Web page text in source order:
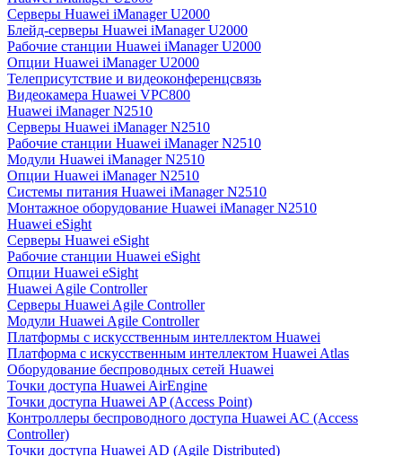
Серверы Huawei iManager U2000
Блейд-серверы Huawei iManager U2000
Рабочие станции Huawei iManager U2000
Опции Huawei iManager U2000
Телеприсутствие и видеоконференцсвязь
Видеокамера Huawei VPC800
Huawei iManager N2510
Серверы Huawei iManager N2510
Рабочие станции Huawei iManager N2510
Модули Huawei iManager N2510
Опции Huawei iManager N2510
Системы питания Huawei iManager N2510
Монтажное оборудование Huawei iManager N2510
Huawei eSight
Серверы Huawei eSight
Рабочие станции Huawei eSight
Опции Huawei eSight
Huawei Agile Controller
Серверы Huawei Agile Controller
Модули Huawei Agile Controller
Платформы с искусственным интеллектом Huawei
Платформа с искусственным интеллектом Huawei Atlas
Оборудование беспроводных сетей Huawei
Точки доступа Huawei AirEngine
Точки доступа Huawei AP (Access Point)
Контроллеры беспроводного доступа Huawei AC (Access
Controller)
Точки доступа Huawei AD (Agile Distributed)